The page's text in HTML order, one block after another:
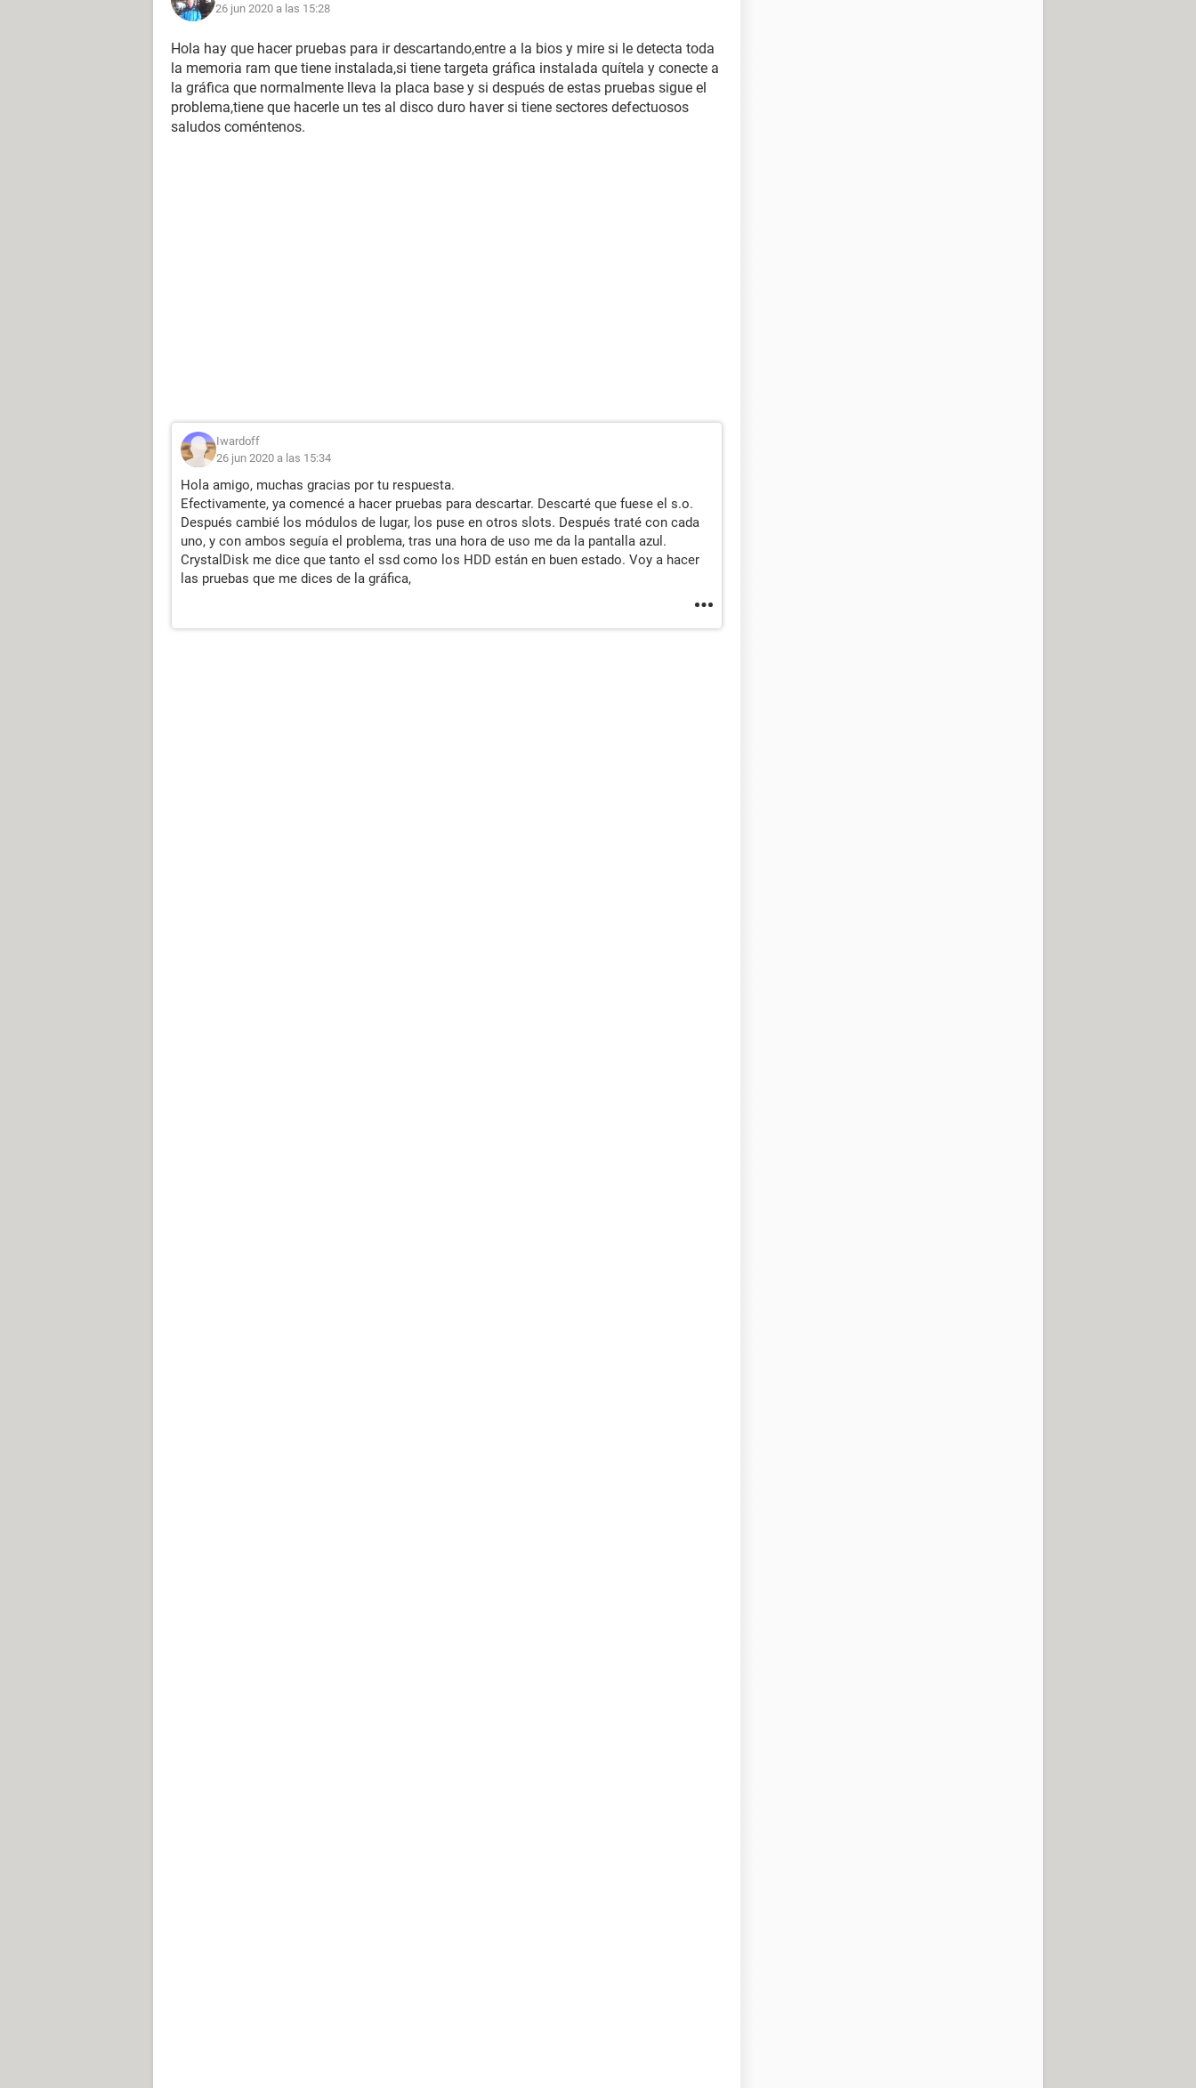
26 jun 2020 a las 15:28
Hola hay que hacer pruebas para ir descartando,entre a la bios y mire si le detecta toda
la memoria ram que tiene instalada,si tiene targeta gráfica instalada quítela y conecte a
la gráfica que normalmente lleva la placa base y si después de estas pruebas sigue el
problema,tiene que hacerle un tes al disco duro haver si tiene sectores defectuosos
saludos coméntenos.
Iwardoff
26 jun 2020 a las 15:34
Hola amigo, muchas gracias por tu respuesta.
Efectivamente, ya comencé a hacer pruebas para descartar. Descarté que fuese el s.o.
Después cambié los módulos de lugar, los puse en otros slots. Después traté con cada
uno, y con ambos seguía el problema, tras una hora de uso me da la pantalla azul.
CrystalDisk me dice que tanto el ssd como los HDD están en buen estado. Voy a hacer
las pruebas que me dices de la gráfica,